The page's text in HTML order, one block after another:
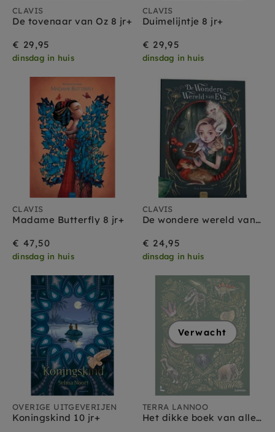
CLAVIS
De tovenaar van Oz 8 jr+
€ 29,95
dinsdag in huis
CLAVIS
Duimelijntje 8 jr+
€ 29,95
dinsdag in huis
CLAVIS
Madame Butterfly 8 jr+
€ 47,50
dinsdag in huis
CLAVIS
De wondere wereld van Eva 8 jr+
€ 24,95
dinsdag in huis
OVERIGE UITGEVERIJEN
Koningskind 10 jr+
Verwacht
TERRA LANNOO
Het dikke boek van alle bijzondere dino's 7jr+